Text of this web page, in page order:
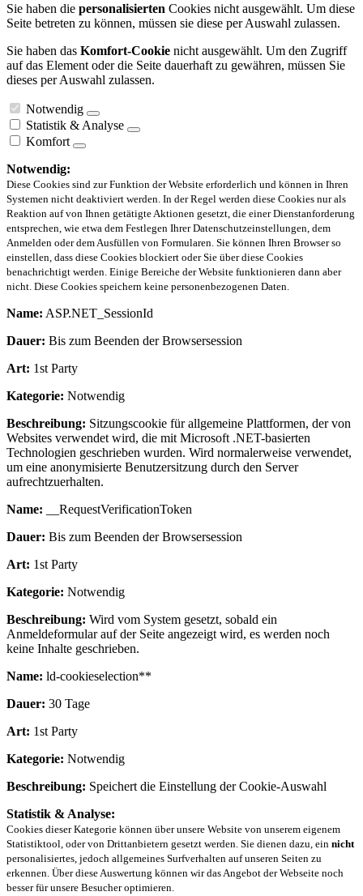
Sie haben die personalisierten Cookies nicht ausgewählt. Um diese
Seite betreten zu können, müssen sie diese per Auswahl zulassen.
Sie haben das Komfort-Cookie nicht ausgewählt. Um den Zugriff
auf das Element oder die Seite dauerhaft zu gewähren, müssen Sie
dieses per Auswahl zulassen.
Notwendig
Statistik & Analyse
Komfort
Notwendig:
Diese Cookies sind zur Funktion der Website erforderlich und können in Ihren
Systemen nicht deaktiviert werden. In der Regel werden diese Cookies nur als
Reaktion auf von Ihnen getätigte Aktionen gesetzt, die einer Dienstanforderung
entsprechen, wie etwa dem Festlegen Ihrer Datenschutzeinstellungen, dem
Anmelden oder dem Ausfüllen von Formularen. Sie können Ihren Browser so
einstellen, dass diese Cookies blockiert oder Sie über diese Cookies
benachrichtigt werden. Einige Bereiche der Website funktionieren dann aber
nicht. Diese Cookies speichern keine personenbezogenen Daten.
Name: ASP.NET_SessionId
Dauer: Bis zum Beenden der Browsersession
Art: 1st Party
Kategorie: Notwendig
Beschreibung: Sitzungscookie für allgemeine Plattformen, der von
Websites verwendet wird, die mit Microsoft .NET-basierten
Technologien geschrieben wurden. Wird normalerweise verwendet,
um eine anonymisierte Benutzersitzung durch den Server
aufrechtzuerhalten.
Name: __RequestVerificationToken
Dauer: Bis zum Beenden der Browsersession
Art: 1st Party
Kategorie: Notwendig
Beschreibung: Wird vom System gesetzt, sobald ein
Anmeldeformular auf der Seite angezeigt wird, es werden noch
keine Inhalte geschrieben.
Name: ld-cookieselection**
Dauer: 30 Tage
Art: 1st Party
Kategorie: Notwendig
Beschreibung: Speichert die Einstellung der Cookie-Auswahl
Statistik & Analyse:
Cookies dieser Kategorie können über unsere Website von unserem eigenem
Statistiktool, oder von Drittanbietern gesetzt werden. Sie dienen dazu, ein nicht
personalisiertes, jedoch allgemeines Surfverhalten auf unseren Seiten zu
erkennen. Über diese Auswertung können wir das Angebot der Webseite noch
besser für unsere Besucher optimieren.